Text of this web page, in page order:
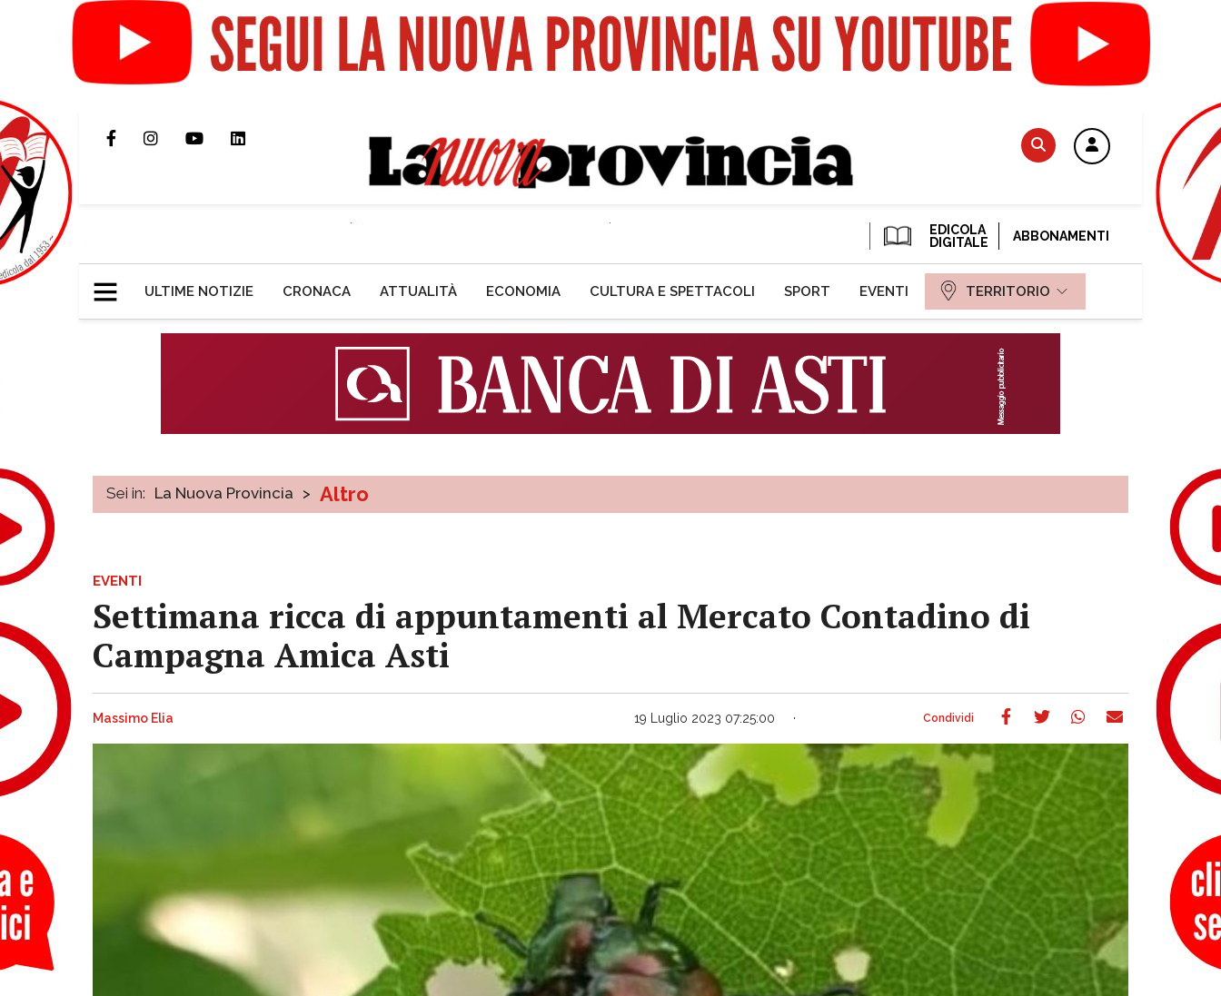
EDICOLA
DIGITALE
ABBONAMENTI
ULTIME NOTIZIE CRONACA ATTUALITÀ ECONOMIA CULTURA E SPETTACOLI SPORT EVENTI TERRITORIO
Sei in: La Nuova Provincia > Altro
EVENTI
Settimana ricca di appuntamenti al Mercato Contadino di
Campagna Amica Asti
Massimo Elia 19 Luglio 2023 07:25:00